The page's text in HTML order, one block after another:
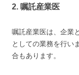
2. 嘱託産業医
嘱託産業医は、企業
としての業務を行い
合もあります。